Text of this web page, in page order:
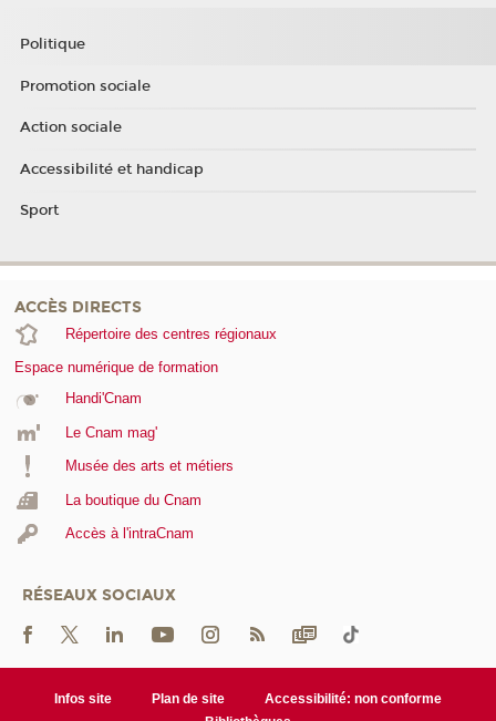
Politique
Promotion sociale
Action sociale
Accessibilité et handicap
Sport
ACCÈS DIRECTS
Répertoire des centres régionaux
Espace numérique de formation
Handi'Cnam
Le Cnam mag'
Musée des arts et métiers
La boutique du Cnam
Accès à l'intraCnam
RÉSEAUX SOCIAUX
Infos site Plan de site
Accessibilité: non conforme